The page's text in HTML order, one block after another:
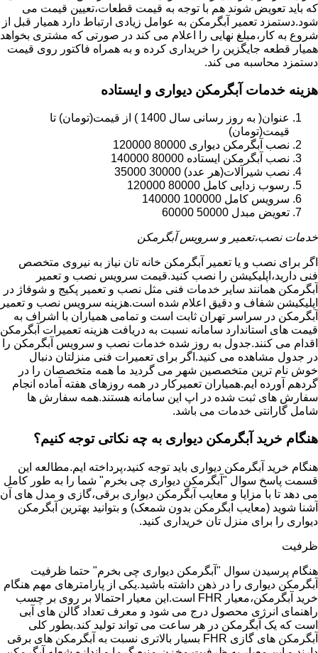
که باید تعویض شوند هم با توجه به قیمت قطعات،تعیین قیمت می
شود.دستمزد تعمیر آبگرمکن به عوامل زیادی ارتباط دارد همیار قبل از
شروع به کار،مبلغ نهایی را اعلام می کند در صورتی که مشتری بخواهد
همیار قطعه جایگزین را خریداری کرده و به همراه فاکتور روی قیمت
دستمزد محاسبه می کند.
هزینه خدمات آبگرمکن دیواری و ایستاده
عنوان( به روز رسانی سال 1400 ) از قیمت(تومان) تا
قیمت(تومان)
نصب آبگرمکن دیواری 80000 120000
نصب آبگرمکن ایستاده 80000 140000
نصب شیرآلات(هر عدد) 30000 35000
رسوب زدایی کامل 80000 120000
سرویس کامل 100000 140000
تعویض مبدل 50000 60000
خدمات نصب،تعمیر و سرویس آبگرمکن
اگر برای نصب و یا تعمیر آبگرمکن خانه تان نیاز به نیروی متخصص
فنی دارید،اپلیکیشن را نصب کنید.قیمت سرویس نصب و تعمیر
آبگرمکن همانند سایر خدمات فنی مثل نصب و تعمیر پکیج و شوفاژ در
اپلیکیشن شفاف و دقیق اعلام شده است.هزینه سرویس نصب و تعمیر
آبگرمکن در سراسر تهران ثابت است و تمامی همیاران با اشراف به
قیمت های استاندارد سامانه نسبت به دریافت هزینه تعمیرات آبگرمکن
اقدام می کنند.جدول به روز شده خدمات نصب و سرویس آبگرمکن را
در جدول مشاهده می کنید.اگر برای تعمیرات فنی منزلتان دنبال
خوش نام ترین متخصصین شهر می گردید ما همه متخصصان را در
گردهم آورده ایم.همیاران تعمیرکار در همه روزهای هفته آماده انجام
سفارش های ثبت شده در اپ این سامانه هستند.همه سفارش ها
شامل گارانتی خدمات می باشد.
هنگام خرید آبگرمکن دیواری به چه نکاتی توجه کنیم؟
هنگام خرید آبگرمکن دیواری باید توجه کنید،پرداخته ایم.مطالعه این
قسمت پاسخ سوال "آبگرمکن دیواری چی بخرم" شما را به طور کامل
می دهد تا با مزایا و معایب آبگرمکن دیواری برقی،گازی و مدل های آن
آشنا شوید (معایب ابگرمکن بدون شمعک) و بتوانید بهترین آبگرمکن
دیواری را برای منزل تان خریداری کنید.
ظرفیت
هنگام پرسیدن سوال "آبگرمکن دیواری چی بخرم" حتما ظرفیت
آبگرمکن دیواری را در ذهن داشته باشید.یکی از پارامترهای مهم هنگام
خرید آبگرمکن،معیار FHR است.این معیار احتمالا بر روی بر چسب
راهنمای انرژی محصول درج می شود و معرف تعداد گالن های آبی
است که یک آبگرمکن در هر ساعت می تواند تولید کند.بطور کلی
آبگرمکن های گازی FHR بسیار بالاتری نسبت به آبگرمکن های برقی